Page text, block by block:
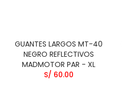
GUANTES LARGOS MT-40
NEGRO REFLECTIVOS
MADMOTOR PAR - XL
S/ 60.00